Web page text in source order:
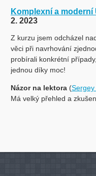
Komplexní a
2. 2023
Z kurzu jsem odcházel
věci při navrhování
probírali konkrétní
jednou díky moc!
Názor na lektora(Sergey
Má velký přehled a